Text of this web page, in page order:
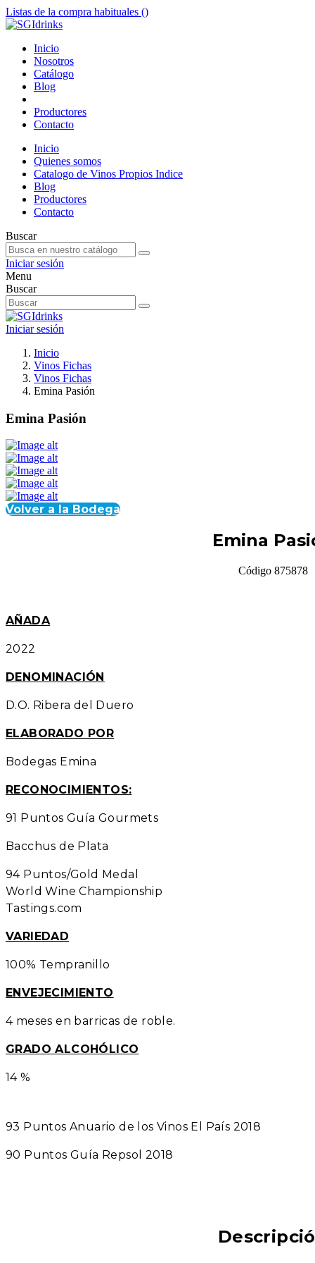
Listas de la compra habituales ()
Inicio
Nosotros
Catálogo
Blog
Productores
Contacto
Inicio
Quienes somos
Catalogo de Vinos Propios Indice
Blog
Productores
Contacto
Buscar
Iniciar sesión
Menu
Buscar
Iniciar sesión
Inicio
Vinos Fichas
Vinos Fichas
Emina Pasión
Emina Pasión
Volver a la Bodega
Emina
Código 875878
AÑADA
2022
DENOMINACIÓN
D.O. Ribera del Duero
ELABORADO POR
Bodegas Emina
RECONOCIMIENTOS:
91 Puntos Guía Gourmets
Bacchus de Plata
94 Puntos/Gold Medal
World Wine Championship
Tastings.com
VARIEDAD
100% Tempranillo
ENVEJECIMIENTO
4 meses en barricas de roble.
GRADO ALCOHÓLICO
14 %
93 Puntos Anuario de los Vinos El País 2018
90 Puntos Guía Repsol 2018